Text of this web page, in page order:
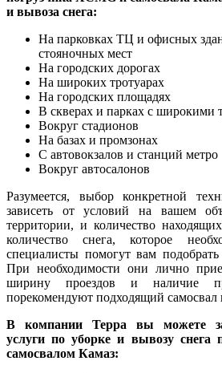
и вывоза снега:
На парковках ТЦ и офисных
стояночных мест
На городских дорогах
На широких тротуарах
На городских площадях
В скверах и парках с широкими
Вокруг стадионов
На базах и промзонах
С автовокзалов и станций метро
Вокруг автосалонов
Разумеется, выбор конкретной
зависеть от условий на вашем
территории, и количество
количество снега, которое
специалисты помогут вам
При необходимости они лично
ширину проездов и наличие
порекомендуют подходящий самосвал
В компании Терра вы можете
услуги по уборке и вывозу снега
самосвалом Камаз: